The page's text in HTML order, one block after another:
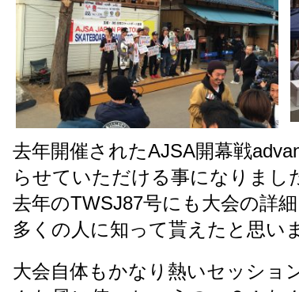
去年開催されたAJSA開幕戦
らせていただける事になりまし
去年のTWSJ87号にも大会の詳
多くの人に知って貰えたと思い
大会自体もかなり熱いセッショ